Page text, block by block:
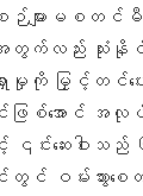
များမစတင်မီ
တွက်လည်း သုံး
းမှုကို မြှင့်တင်ပေး
ြင်းဖြစ်အော
၎င်းဆေးဝါး
တွင် ဝမ်းသွား